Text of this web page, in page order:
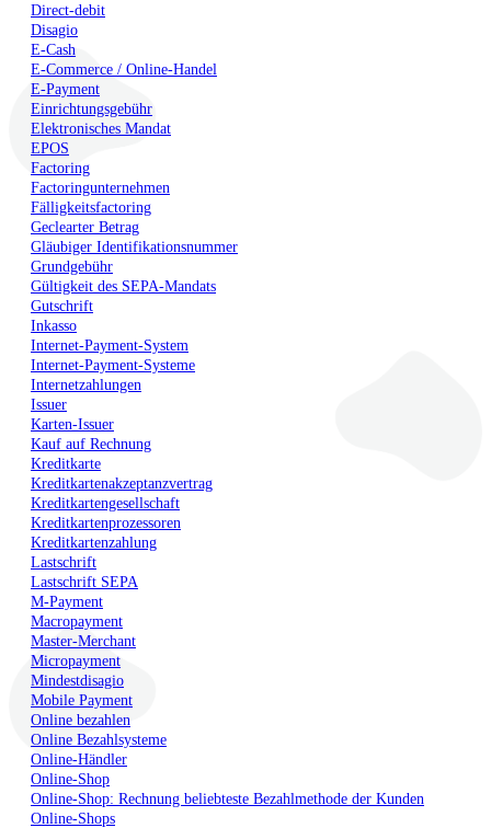
Direct-debit
Disagio
E-Cash
E-Commerce / Online-Handel
E-Payment
Einrichtungsgebühr
Elektronisches Mandat
EPOS
Factoring
Factoringunternehmen
Fälligkeitsfactoring
Geclearter Betrag
Gläubiger Identifikationsnummer
Grundgebühr
Gültigkeit des SEPA-Mandats
Gutschrift
Inkasso
Internet-Payment-System
Internet-Payment-Systeme
Internetzahlungen
Issuer
Karten-Issuer
Kauf auf Rechnung
Kreditkarte
Kreditkartenakzeptanzvertrag
Kreditkartengesellschaft
Kreditkartenprozessoren
Kreditkartenzahlung
Lastschrift
Lastschrift SEPA
M-Payment
Macropayment
Master-Merchant
Micropayment
Mindestdisagio
Mobile Payment
Online bezahlen
Online Bezahlsysteme
Online-Händler
Online-Shop
Online-Shop: Rechnung beliebteste Bezahlmethode der Kunden
Online-Shops